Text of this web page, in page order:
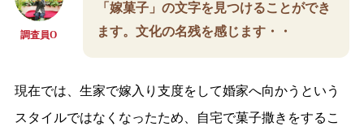
調査員O
「嫁菓子」の文字を見つけることができ
ます。文化の名残を感じます・・
現在では、生家で嫁入り支度をして婚家へ向かうという
スタイルではなくなったため、自宅で菓子撒きをするこ